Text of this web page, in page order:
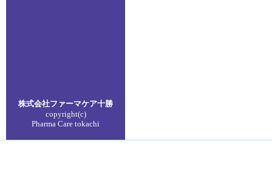
株式会社ファーマケア十勝
copyright(c)
Pharma Care tokachi